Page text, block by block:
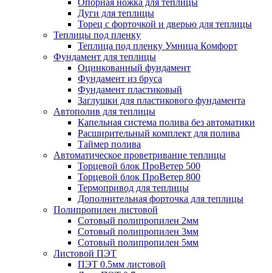
Дуги для теплицы
Торец с форточкой и дверью для теплицы
Теплицы под пленку
Теплица под пленку Умница Комфорт
Фундамент для теплицы
Оцинкованный фундамент
Фундамент из бруса
Фундамент пластиковый
Заглушки для пластикового фундамента
Автополив для теплицы
Капельная система полива без автоматики
Расширительный комплект для полива
Таймер полива
Автоматическое проветривание теплицы
Торцевой блок ПроВетер 500
Торцевой блок ПроВетер 800
Термопривод для теплицы
Дополнительная форточка для теплицы
Полипропилен листовой
Сотовый полипропилен 2мм
Сотовый полипропилен 3мм
Сотовый полипропилен 5мм
Листовой ПЭТ
ПЭТ 0.5мм листовой